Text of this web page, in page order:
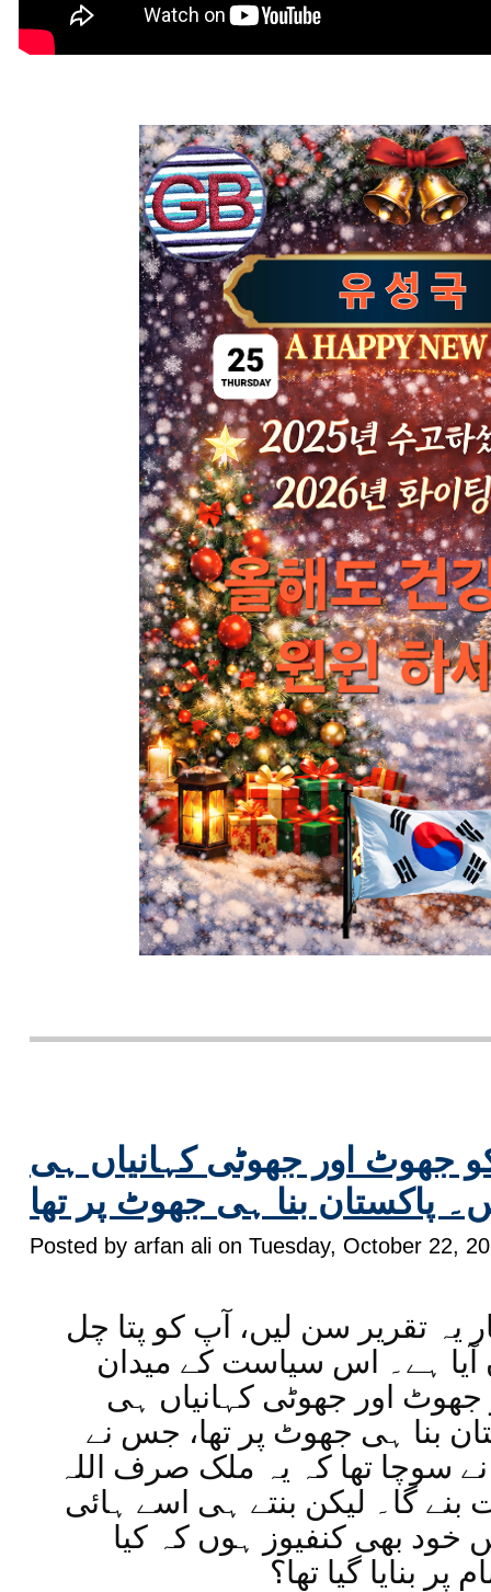
جھوٹ اور جھوٹی کہانیاں ہی
پاکستان بنا ہی جھوٹ پر تھا
Posted by arfan ali on Tuesday, October 22,
یہ تقریر سن لیں، آپ کو پتا چل
آیا ہے۔ اس سیاست کے میدان
اور جھوٹی کہانیاں ہی
بنا ہی جھوٹ پر تھا، جس نے
نے سوچا تھا کہ یہ ملک صرف اللہ
بنے گا۔ لیکن بنتے ہی اسے ہائی
خود بھی کنفیوز ہوں کہ کیا
بنایا گیا تھا؟